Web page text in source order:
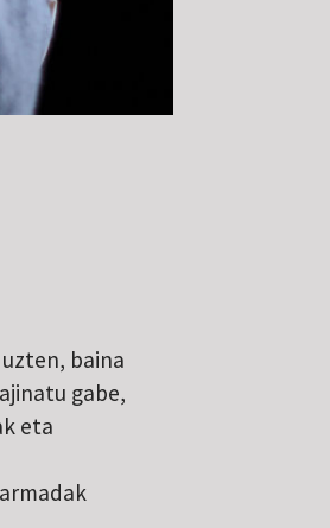
baina
gabe,
eta